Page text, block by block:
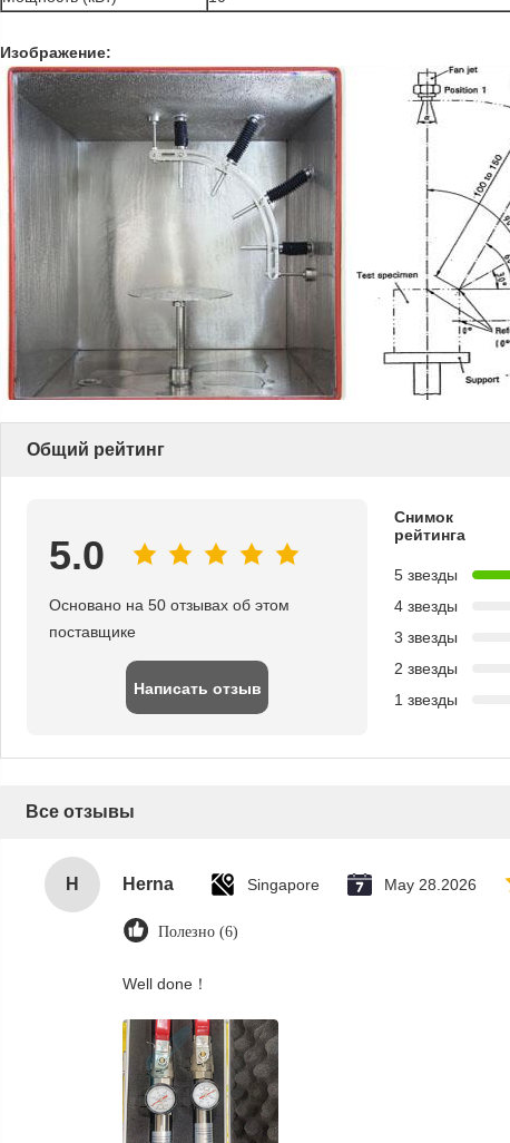
Изображение:
Общий рейтинг
5.0
Основано на 50 отзывах об этом
поставщике
Написать отзыв
Снимок
рейтинга
5 звезды
4 звезды
3 звезды
2 звезды
1 звезды
Все отзывы
H Herna Singapore May 28.2026
Полезно (6)
Well done！